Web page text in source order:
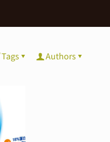
Tags Authors